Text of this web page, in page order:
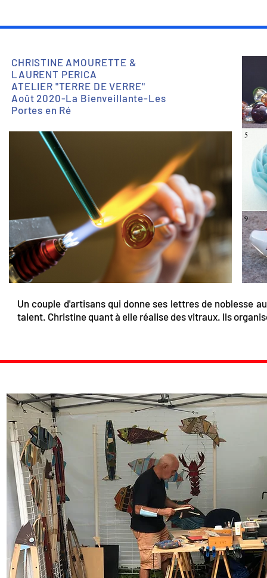
CHRISTINE AMOURETTE &
LAURENT PERICA
ATELIER "TERRE DE VERRE"
Août 2020-La Bienveillante-Les
Portes en Ré
Un couple d'artisans qui donne ses lettres de noblesse
talent. Christine quant à elle réalise des vitraux. Ils